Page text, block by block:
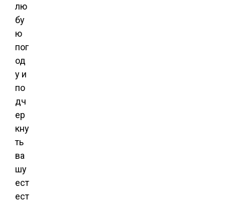
лю
бу
ю
пог
од
у и
по
дч
ер
кну
ть
ва
шу
ест
ест